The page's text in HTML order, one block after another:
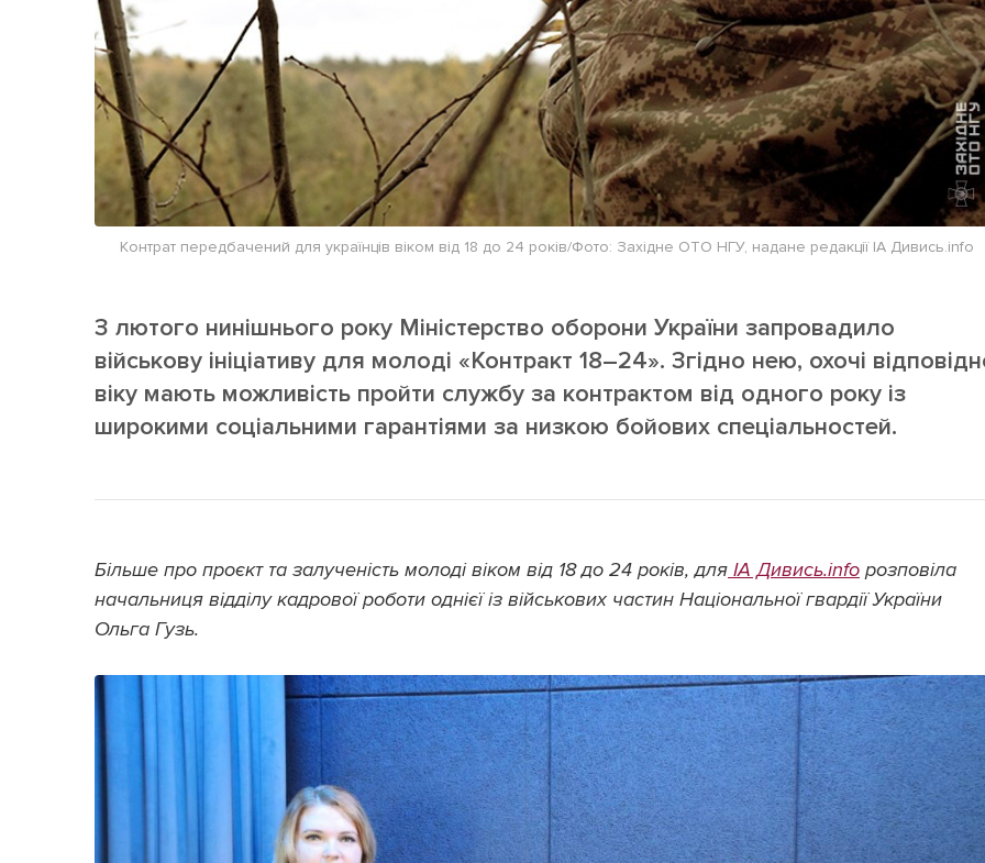
Контрат передбачений для українців віком від 18 до 24 років/Фото: Західне ОТО НГУ, надане редакції ІА Дивись.info
З лютого нинішнього року Міністерство оборони України запровадило
військову ініціативу для молоді «Контракт 18–24». Згідно нею, охочі
віку мають можливість пройти службу за контрактом від одного року із
широкими соціальними гарантіями за низкою бойових спеціальностей.
Більше про проєкт та залученість молоді віком від 18 до 24 років, для ІА Дивись.info розповіла
начальниця відділу кадрової роботи однієї із військових частин Національної гвардії України
Ольга Гузь.